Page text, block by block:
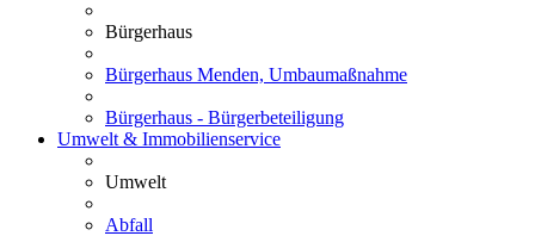
Bürgerhaus
Bürgerhaus Menden, Umbaumaßnahme
Bürgerhaus - Bürgerbeteiligung
Umwelt & Immobilienservice
Umwelt
Abfall